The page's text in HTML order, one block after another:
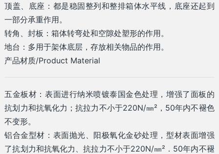
顶盖、底座：都是稳固整列和整排箱体水平线，底座还起到
一部分承重作用。
转角、封板：箱体转弯处和空隙处塑形的作用。
地台：多用于架体底层，存放相关物品的作用。
产品材质/Product Material
五金板材：表面进行纳米喷镀泰国金色处理，增强了面板的
抗划力和抗氧化力；抗拉力不小于220N/㎜²，50年内不褪色
不变形。
铝合金型材：表面抛光、阳极氧化金砂处理，型材表面增强
了抗划力和抗氧化力、抗拉力不小于220N/㎜²．50年内不褪